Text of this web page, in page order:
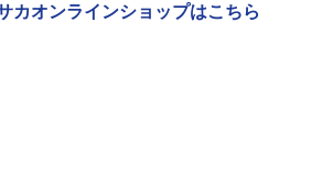
カオンラインショップはこちら